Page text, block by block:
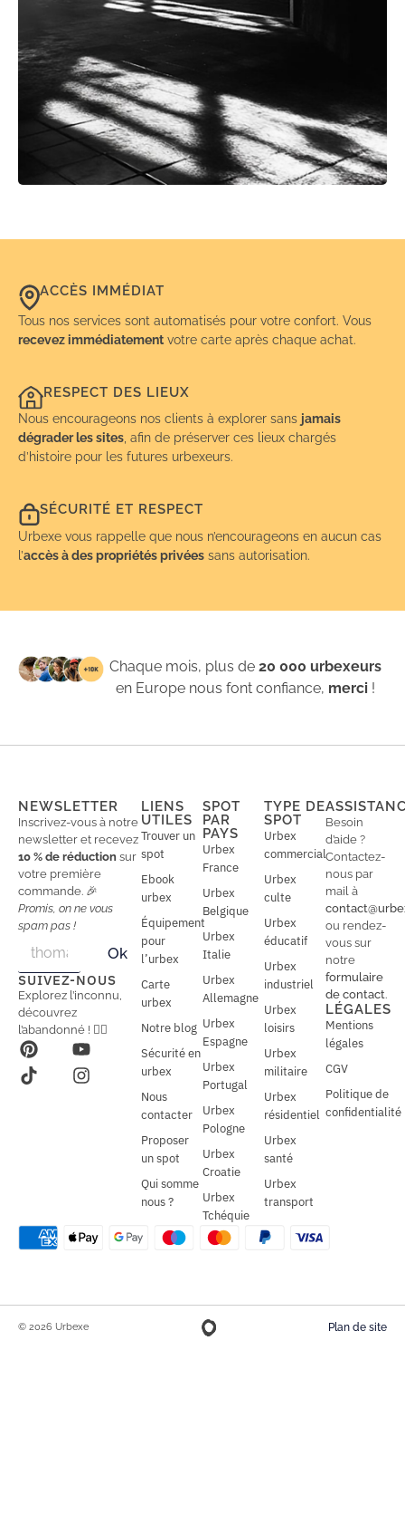
ACCÈS IMMÉDIAT
Tous nos services sont automatisés pour votre confort. Vous
recevez immédiatement votre carte après chaque achat.
RESPECT DES LIEUX
Nous encourageons nos clients à explorer sans jamais
dégrader les sites , afin de préserver ces lieux chargés
d’histoire pour les futures urbexeurs.
SÉCURITÉ ET RESPECT
Urbexe vous rappelle que nous n’encourageons en aucun cas
l’accès à des propriétés privées sans autorisation.
Chaque mois, plus de20 000 urbexeurs
en Europe nous font confiance, merci !
NEWSLETTER
Inscrivez-vous à notre
newsletter et recevez
10 % de réduction sur
votre première
commande. 🎉
Promis, on ne vous
spam pas !
a
i
l
a
i
l
*
Ok
SUIVEZ-NOUS
Explorez l’inconnu,
découvrez
l’abandonné ! 🕵️‍♂️
LIENS
UTILES
Trouver un
spot
Ebook
urbex
Équipement
pour
l’urbex
Carte
urbex
Notre blog
Sécurité en
urbex
Nous
contacter
Proposer
un spot
Qui somme
nous ?
SPOT
PAR
PAYS
Urbex
France
Urbex
Belgique
Urbex
Italie
Urbex
Allemagne
Urbex
Espagne
Urbex
Portugal
Urbex
Pologne
Urbex
Croatie
Urbex
Tchéquie
TYPE DE
SPOT
Urbex
commercial
Urbex
culte
Urbex
éducatif
Urbex
industriel
Urbex
loisirs
Urbex
militaire
Urbex
résidentiel
Urbex
santé
Urbex
transport
Besoin
d’aide ?
Contactez-
nous par
mail à
ou rendez-
vous sur
notre
formulaire
de contact.
LÉGALES
Mentions
légales
CGV
Politique de
confidentialité
© 2026 Urbexe Plan de site